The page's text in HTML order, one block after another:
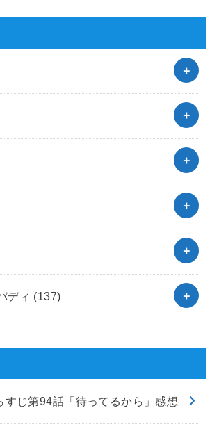
ディ (137)
すじ第94話「待ってるから」感想